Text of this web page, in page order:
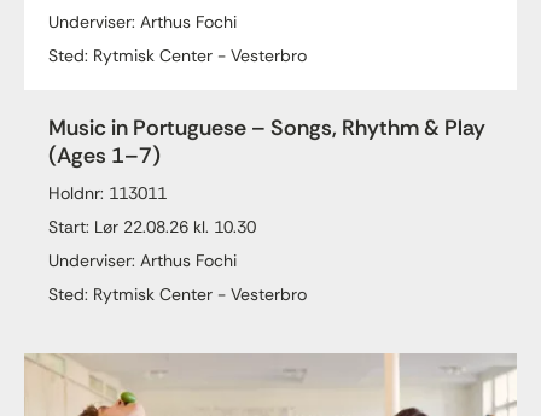
Underviser: Arthus Fochi
Sted: Rytmisk Center - Vesterbro
Music in Portuguese – Songs, Rhythm & Play
(Ages 1–7)
Holdnr: 113011
Start: Lør 22.08.26 kl. 10.30
Underviser: Arthus Fochi
Sted: Rytmisk Center - Vesterbro